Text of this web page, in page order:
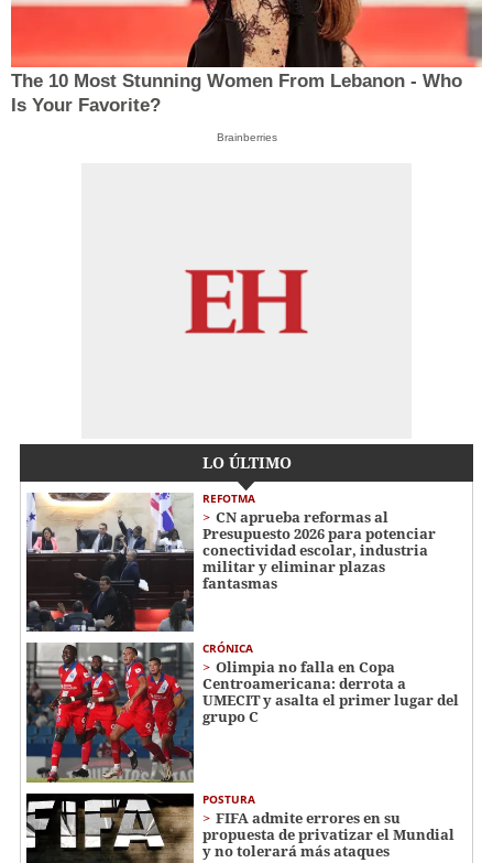
The 10 Most Stunning Women From Lebanon - Who
Is Your Favorite?
Brainberries
LO ÚLTIMO
REFOTMA
CN aprueba reformas al
Presupuesto 2026 para potenciar
conectividad escolar, industria
militar y eliminar plazas
fantasmas
CRÓNICA
Olimpia no falla en Copa
Centroamericana: derrota a
UMECIT y asalta el primer lugar del
grupo C
POSTURA
FIFA admite errores en su
propuesta de privatizar el Mundial
y no tolerará más ataques